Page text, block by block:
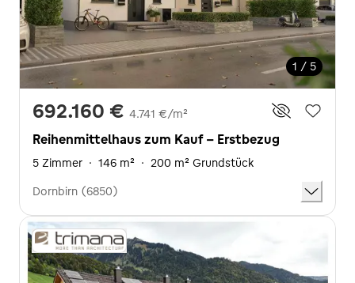
1 / 5
692.160 € 4.741 €/m²
Reihenmittelhaus zum Kauf - Erstbezug
5 Zimmer · 146 m² · 200 m² Grundstück
Dornbirn (6850)